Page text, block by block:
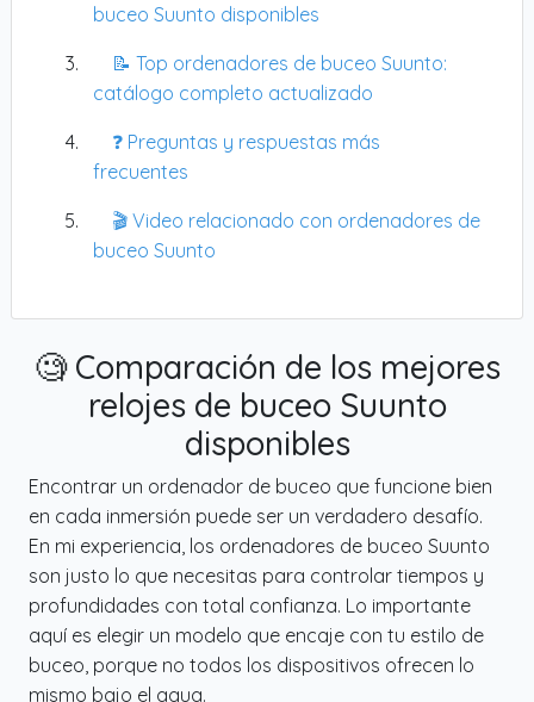
buceo Suunto disponibles
📝 Top ordenadores de buceo Suunto:
catálogo completo actualizado
❓ Preguntas y respuestas más
frecuentes
🎬 Video relacionado con ordenadores de
buceo Suunto
🧐 Comparación de los mejores
relojes de buceo Suunto
disponibles
Encontrar un ordenador de buceo que funcione bien
en cada inmersión puede ser un verdadero desafío.
En mi experiencia, los ordenadores de buceo Suunto
son justo lo que necesitas para controlar tiempos y
profundidades con total confianza. Lo importante
aquí es elegir un modelo que encaje con tu estilo de
buceo, porque no todos los dispositivos ofrecen lo
mismo bajo el agua.